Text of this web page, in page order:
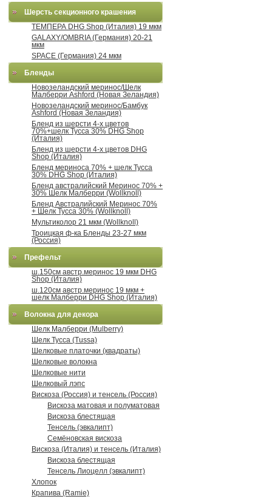
Шерсть секционного крашения
ТЕМПЕРА DHG Shop (Италия) 19 мкм
GALAXY/OMBRIA (Германия) 20-21
мкм
SPACE (Германия) 24 мкм
Бленды
Новозеландский меринос/Шелк
Малберри Ashford (Новая Зеландия)
Новозеландский меринос/Бамбук
Ashford (Новая Зеландия)
Бленд из шерсти 4-х цветов
70%+шелк Тусса 30% DHG Shop
(Италия)
Бленд из шерсти 4-х цветов DHG
Shop (Италия)
Бленд мериноса 70% + шелк Тусса
30% DHG Shop (Италия)
Бленд австралийский Меринос 70% +
30% Шелк Малберри (Wollknoll)
Бленд Австралийский Меринос 70%
+ Шелк Тусса 30% (Wollknoll)
Мультиколор 21 мкм (Wollknoll)
Троицкая ф-ка Бленды 23-27 мкм
(Россия)
Префельт
ш.150см австр.меринос 19 мкм DHG
Shop (Италия)
ш.120см австр.меринос 19 мкм +
шелк Малберри DHG Shop (Италия)
Волокна для декора
Шелк Малберри (Mulberry)
Шелк Тусса (Tussa)
Шелковые платочки (квадраты)
Шелковые волокна
Шелковые нити
Шелковый лэпс
Вискоза (Россия) и тенсель (Россия)
Вискоза матовая и полуматовая
Вискоза блестящая
Тенсель (эвкалипт)
Семёновская вискоза
Вискоза (Италия) и тенсель (Италия)
Вискоза блестящая
Тенсель Лиоцелл (эвкалипт)
Хлопок
Крапива (Ramie)